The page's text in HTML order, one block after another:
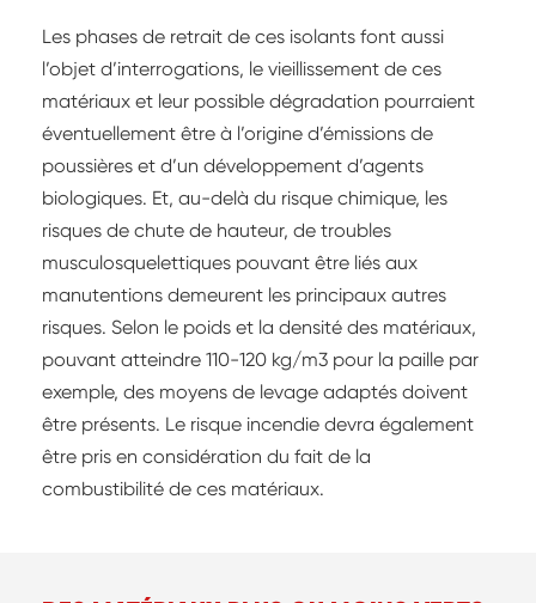
Les phases de retrait de ces isolants font aussi
l’objet d’interrogations, le vieillissement de ces
matériaux et leur possible dégradation pourraient
éventuellement être à l’origine d’émissions de
poussières et d’un développement d’agents
biologiques. Et, au-delà du risque chimique, les
risques de chute de hauteur, de troubles
musculosquelettiques pouvant être liés aux
manutentions demeurent les principaux autres
risques. Selon le poids et la densité des matériaux,
pouvant atteindre 110-120 kg/m3 pour la paille par
exemple, des moyens de levage adaptés doivent
être présents. Le risque incendie devra également
être pris en considération du fait de la
combustibilité de ces matériaux.